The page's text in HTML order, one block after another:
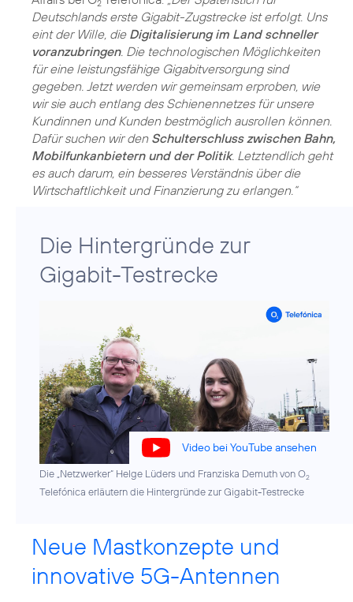
2
Deutschlands erste Gigabit-Zugstrecke ist erfolgt. Uns
eint der Wille, die Digitalisierung im Land schneller
voranzubringen. Die technologischen Möglichkeiten
für eine leistungsfähige Gigabitversorgung sind
gegeben. Jetzt werden wir gemeinsam erproben, wie
wir sie auch entlang des Schienennetzes für unsere
Kundinnen und Kunden bestmöglich ausrollen können.
Dafür suchen wir den Schulterschluss zwischen Bahn,
Mobilfunkanbietern und der Politik. Letztendlich geht
es auch darum, ein besseres Verständnis über die
Wirtschaftlichkeit und Finanzierung zu erlangen.“
Die Hintergründe zur
Gigabit-Testrecke
Video bei YouTube ansehen
Die „Netzwerker“ Helge Lüders und Franziska Demuth von O2
Telefónica erläutern die Hintergründe zur Gigabit-Testrecke
Neue Mastkonzepte und
innovative 5G-Antennen